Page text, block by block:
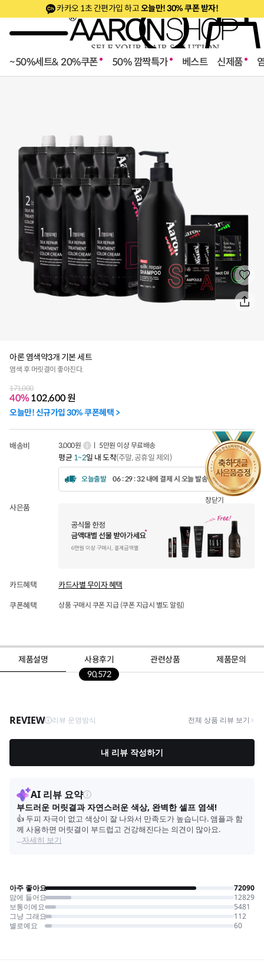
카카오 1초 간편가입 하고오늘만! 30% 쿠폰 받자!
~50%세트& 20%쿠폰 50% 깜짝특가 베스트 신제품
창닫기
아론 염색약3개 기본 세트
염색 후 머릿결이 좋아진다.
171,000
40%102,600원
오늘만! 신규가입 30% 쿠폰혜택 >
배송비 3,000원 ㅣ 5만원 이상 무료배송
평균1~2일 내 도착(주말, 공휴일 제외)
오늘출발 06 : 29 : 30 내에 결제 시 오늘 발송됩니다.
사은품
카드혜택 카드사별 무이자 혜택
쿠폰혜택 상품 구매시 쿠폰 지급 (쿠폰 지급시 별도 알림)
제품설명
사용후기
90,572
관련상품 제품문의